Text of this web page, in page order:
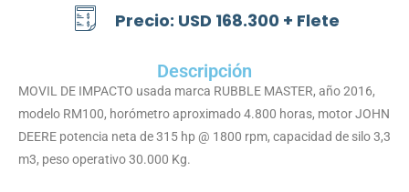
Precio: USD 168.300 + Flete
Descripción
MOVIL DE IMPACTO usada marca RUBBLE MASTER, año 2016,
modelo RM100, horómetro aproximado 4.800 horas, motor JOHN
DEERE potencia neta de 315 hp @ 1800 rpm, capacidad de silo 3,3
m3, peso operativo 30.000 Kg.